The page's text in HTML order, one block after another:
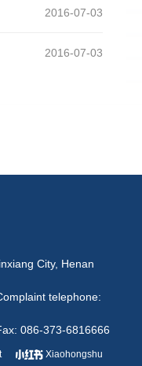
2016-07-03
2016-07-03
City, Henan
telephone:
086-373-6816666
Xiaohongshu